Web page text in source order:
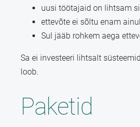
uusi töötajaid on lihtsam
ettevõte ei sõltu enam
Sul jääb rohkem aega
Sa ei investeeri lihtsalt
loob.
Paketid